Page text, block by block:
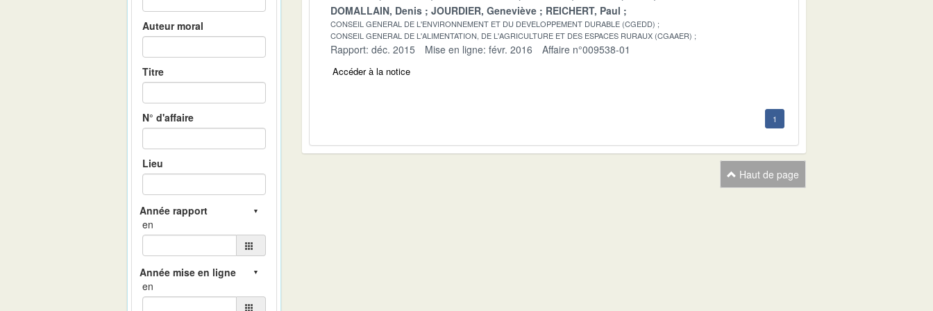
Auteur moral
Titre
N° d'affaire
Lieu
en
en
DOMALLAIN, Denis
JOURDIER, Geneviève REICHERT, Paul
CONSEIL GENERAL DE L'ENVIRONNEMENT ET DU DEVELOPPEMENT DURABLE (CGEDD)
CONSEIL GENERAL DE L'ALIMENTATION, DE L'AGRICULTURE ET DES ESPACES RURAUX (CGAAER)
Rapport: déc. 2015 Mise en ligne: févr. 2016 Affaire n°009538-01
Accéder à la notice
1
Haut de page